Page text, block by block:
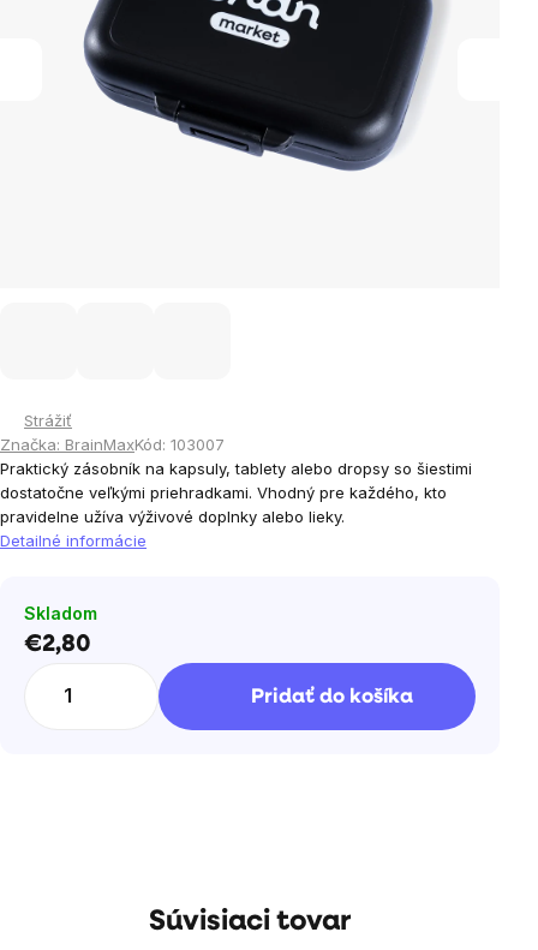
Strážiť
Značka: BrainMaxKód: 103007
Praktický zásobník na kapsuly, tablety alebo dropsy so šiestimi
dostatočne veľkými priehradkami. Vhodný pre každého, kto
pravidelne užíva výživové doplnky alebo lieky.
Detailné informácie
Skladom
€2,80
Pridať do košíka
Súvisiaci tovar